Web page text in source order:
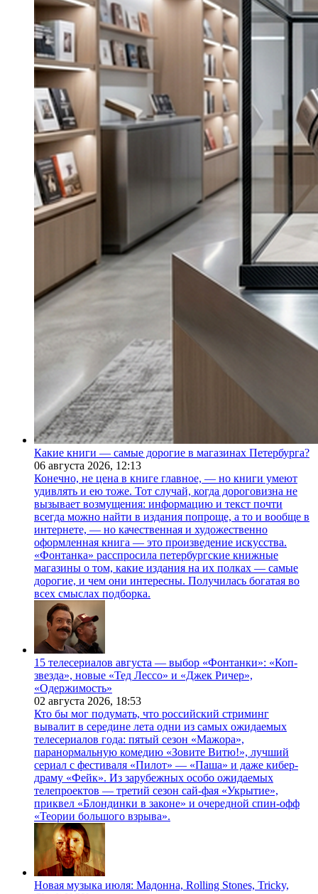
Какие книги — самые дорогие в магазинах Петербурга?
06 августа 2026, 12:13
Конечно, не цена в книге главное, — но книги умеют
удивлять и ею тоже. Тот случай, когда дороговизна не
вызывает возмущения: информацию и текст почти
всегда можно найти в издания попроще, а то и вообще в
интернете, — но качественная и художественно
оформленная книга — это произведение искусства.
«Фонтанка» расспросила петербургские книжные
магазины о том, какие издания на их полках — самые
дорогие, и чем они интересны. Получилась богатая во
всех смыслах подборка.
15 телесериалов августа — выбор «Фонтанки»: «Коп-
звезда», новые «Тед Лессо» и «Джек Ричер»,
«Одержимость»
02 августа 2026, 18:53
Кто бы мог подумать, что российский стриминг
вывалит в середине лета одни из самых ожидаемых
телесериалов года: пятый сезон «Мажора»,
паранормальную комедию «Зовите Витю!», лучший
сериал с фестиваля «Пилот» — «Паша» и даже кибер-
драму «Фейк». Из зарубежных особо ожидаемых
телепроектов — третий сезон сай-фая «Укрытие»,
приквел «Блондинки в законе» и очередной спин-офф
«Теории большого взрыва».
Новая музыка июля: Мадонна, Rolling Stones, Tricky,